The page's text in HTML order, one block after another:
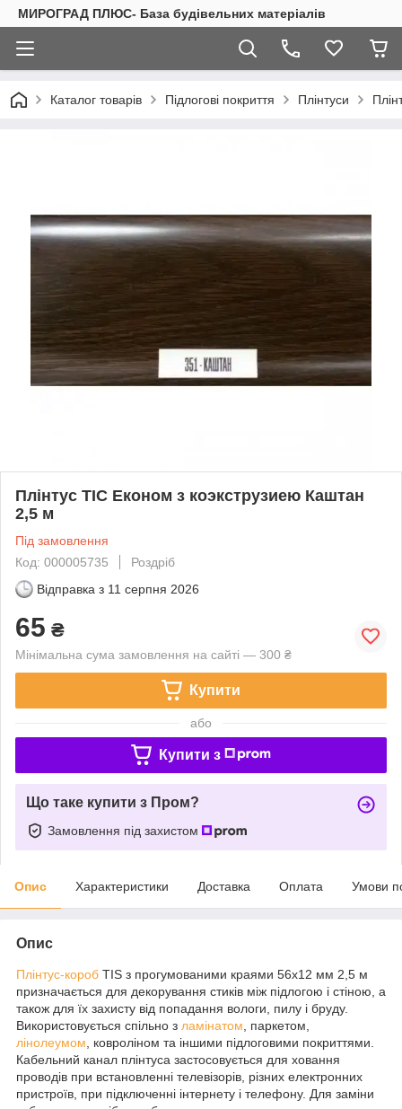
МИРОГРАД ПЛЮС- База будівельних матеріалів
Каталог товарів Підлогові покриття Плінтуси
Плінтус ТІС Економ з коэкструзиею Каштан
2,5 м
Під замовлення
Код: 000005735
Роздріб
Відправка з 11 серпня 2026
65 ₴
Мінімальна сума замовлення на сайті — 300 ₴
Купити
або
Купити з
Що таке купити з Пром?
Замовлення під захистом
Опис Характеристики Доставка Оплата Умови
Опис
Плінтус-короб TIS з прогумованими краями 56х12 мм 2,5 м
призначається для декорування стиків між підлогою і стіною, а
також для їх захисту від попадання вологи, пилу і бруду.
Використовується спільно з ламінатом , паркетом,
лінолеумом , ковроліном та іншими підлоговими покриттями.
Кабельний канал плінтуса застосовується для ховання
проводів при встановленні телевізорів, різних електронних
пристроїв, при підключенні інтернету і телефону. Для заміни